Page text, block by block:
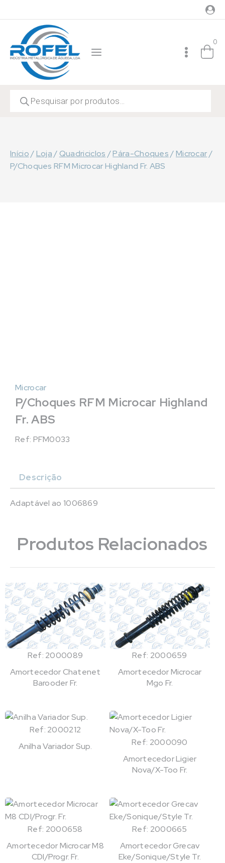
to
content
0
search
Início/Loja /Quadriciclos /Pára-Choques /Microcar/
P/Choques RFM Microcar Highland Fr. ABS
Microcar
P/Choques RFM Microcar Highland
Fr. ABS
Ref: PFM0033
Descrição
Adaptável ao 1006869
Produtos Relacionados
Ref: 2000089
Amortecedor Chatenet
Barooder Fr.
Ref: 2000659
Amortecedor Microcar
Mgo Fr.
Ref: 2000212
Anilha Variador Sup.
Ref: 2000090
Amortecedor Ligier
Nova/X-Too Fr.
Ref: 2000658
Amortecedor Microcar M8
CDI/Progr. Fr.
Ref: 2000665
Amortecedor Grecav
Eke/Sonique/Style Tr.